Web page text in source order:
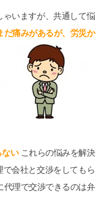
いますが、共通して悩
だ痛みがあるが、労災か
ないこれらの悩みを解決
会社と交渉をしてもら
代理で交渉できるのは弁